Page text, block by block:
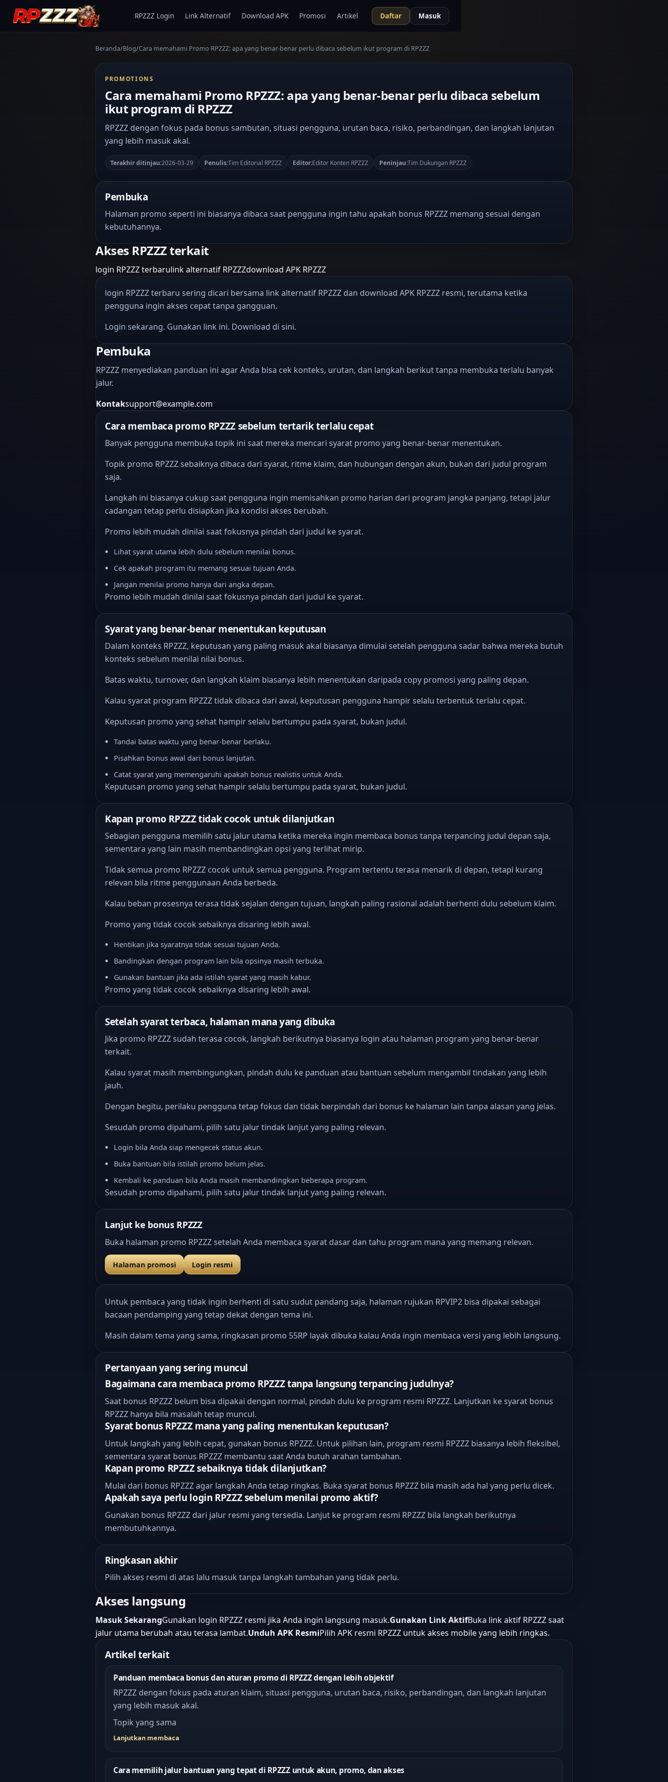
RPZZZ Login Link Alternatif Download APK Promosi Artikel Daftar Masuk
Beranda Blog Cara memahami Promo RPZZZ: apa yang benar-benar perlu dibaca sebelum ikut program di RPZZZ
PROMOTIONS
Cara memahami Promo RPZZZ: apa yang benar-benar perlu dibaca sebelum
ikut program di RPZZZ
RPZZZ dengan fokus pada bonus sambutan, situasi pengguna, urutan baca, risiko, perbandingan, dan langkah lanjutan
yang lebih masuk akal.
Terakhir ditinjau:2026-03-29 Penulis:Tim Editorial RPZZZ Editor:Editor Konten RPZZZ Peninjau:Tim Dukungan RPZZZ
Pembuka
Halaman promo seperti ini biasanya dibaca saat pengguna ingin tahu apakah bonus RPZZZ memang sesuai dengan
kebutuhannya.
Akses RPZZZ terkait
login RPZZZ terbarulink alternatif RPZZZdownload APK RPZZZ
login RPZZZ terbaru sering dicari bersama link alternatif RPZZZ dan download APK RPZZZ resmi, terutama ketika
pengguna ingin akses cepat tanpa gangguan.
Login sekarang. Gunakan link ini. Download di sini.
Pembuka
RPZZZ menyediakan panduan ini agar Anda bisa cek konteks, urutan, dan langkah berikut tanpa membuka terlalu banyak
jalur.
Kontaksupport@example.com
Cara membaca promo RPZZZ sebelum tertarik terlalu cepat
Banyak pengguna membuka topik ini saat mereka mencari syarat promo yang benar-benar menentukan.
Topik promo RPZZZ sebaiknya dibaca dari syarat, ritme klaim, dan hubungan dengan akun, bukan dari judul program
saja.
Langkah ini biasanya cukup saat pengguna ingin memisahkan promo harian dari program jangka panjang, tetapi jalur
cadangan tetap perlu disiapkan jika kondisi akses berubah.
Promo lebih mudah dinilai saat fokusnya pindah dari judul ke syarat.
Lihat syarat utama lebih dulu sebelum menilai bonus.
Cek apakah program itu memang sesuai tujuan Anda.
Jangan menilai promo hanya dari angka depan.
Promo lebih mudah dinilai saat fokusnya pindah dari judul ke syarat.
Syarat yang benar-benar menentukan keputusan
Dalam konteks RPZZZ, keputusan yang paling masuk akal biasanya dimulai setelah pengguna sadar bahwa mereka butuh
konteks sebelum menilai nilai bonus.
Batas waktu, turnover, dan langkah klaim biasanya lebih menentukan daripada copy promosi yang paling depan.
Kalau syarat program RPZZZ tidak dibaca dari awal, keputusan pengguna hampir selalu terbentuk terlalu cepat.
Keputusan promo yang sehat hampir selalu bertumpu pada syarat, bukan judul.
Tandai batas waktu yang benar-benar berlaku.
Pisahkan bonus awal dari bonus lanjutan.
Catat syarat yang memengaruhi apakah bonus realistis untuk Anda.
Keputusan promo yang sehat hampir selalu bertumpu pada syarat, bukan judul.
Kapan promo RPZZZ tidak cocok untuk dilanjutkan
Sebagian pengguna memilih satu jalur utama ketika mereka ingin membaca bonus tanpa terpancing judul depan saja,
sementara yang lain masih membandingkan opsi yang terlihat mirip.
Tidak semua promo RPZZZ cocok untuk semua pengguna. Program tertentu terasa menarik di depan, tetapi kurang
relevan bila ritme penggunaan Anda berbeda.
Kalau beban prosesnya terasa tidak sejalan dengan tujuan, langkah paling rasional adalah berhenti dulu sebelum klaim.
Promo yang tidak cocok sebaiknya disaring lebih awal.
Hentikan jika syaratnya tidak sesuai tujuan Anda.
Bandingkan dengan program lain bila opsinya masih terbuka.
Gunakan bantuan jika ada istilah syarat yang masih kabur.
Promo yang tidak cocok sebaiknya disaring lebih awal.
Setelah syarat terbaca, halaman mana yang dibuka
Jika promo RPZZZ sudah terasa cocok, langkah berikutnya biasanya login atau halaman program yang benar-benar
terkait.
Kalau syarat masih membingungkan, pindah dulu ke panduan atau bantuan sebelum mengambil tindakan yang lebih
jauh.
Dengan begitu, perilaku pengguna tetap fokus dan tidak berpindah dari bonus ke halaman lain tanpa alasan yang jelas.
Sesudah promo dipahami, pilih satu jalur tindak lanjut yang paling relevan.
Login bila Anda siap mengecek status akun.
Buka bantuan bila istilah promo belum jelas.
Kembali ke panduan bila Anda masih membandingkan beberapa program.
Sesudah promo dipahami, pilih satu jalur tindak lanjut yang paling relevan.
Lanjut ke bonus RPZZZ
Buka halaman promo RPZZZ setelah Anda membaca syarat dasar dan tahu program mana yang memang relevan.
Halaman promosi Login resmi
Untuk pembaca yang tidak ingin berhenti di satu sudut pandang saja, halaman rujukan RPVIP2 bisa dipakai sebagai
bacaan pendamping yang tetap dekat dengan tema ini.
Masih dalam tema yang sama, ringkasan promo 55RP layak dibuka kalau Anda ingin membaca versi yang lebih langsung.
Pertanyaan yang sering muncul
Bagaimana cara membaca promo RPZZZ tanpa langsung terpancing judulnya?
Saat bonus RPZZZ belum bisa dipakai dengan normal, pindah dulu ke program resmi RPZZZ. Lanjutkan ke syarat bonus
RPZZZ hanya bila masalah tetap muncul.
Syarat bonus RPZZZ mana yang paling menentukan keputusan?
Untuk langkah yang lebih cepat, gunakan bonus RPZZZ. Untuk pilihan lain, program resmi RPZZZ biasanya lebih fleksibel,
sementara syarat bonus RPZZZ membantu saat Anda butuh arahan tambahan.
Kapan promo RPZZZ sebaiknya tidak dilanjutkan?
Mulai dari bonus RPZZZ agar langkah Anda tetap ringkas. Buka syarat bonus RPZZZ bila masih ada hal yang perlu dicek.
Apakah saya perlu login RPZZZ sebelum menilai promo aktif?
Gunakan bonus RPZZZ dari jalur resmi yang tersedia. Lanjut ke program resmi RPZZZ bila langkah berikutnya
membutuhkannya.
Ringkasan akhir
Pilih akses resmi di atas lalu masuk tanpa langkah tambahan yang tidak perlu.
Akses langsung
Masuk SekarangGunakan login RPZZZ resmi jika Anda ingin langsung masuk.Gunakan Link AktifBuka link aktif RPZZZ saat
jalur utama berubah atau terasa lambat.Unduh APK ResmiPilih APK resmi RPZZZ untuk akses mobile yang lebih ringkas.
Artikel terkait
Panduan membaca bonus dan aturan promo di RPZZZ dengan lebih objektif
RPZZZ dengan fokus pada aturan klaim, situasi pengguna, urutan baca, risiko, perbandingan, dan langkah lanjutan
yang lebih masuk akal.
Topik yang sama
Lanjutkan membaca
Cara memilih jalur bantuan yang tepat di RPZZZ untuk akun, promo, dan akses